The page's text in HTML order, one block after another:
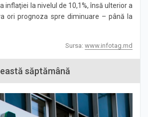
inflaţiei la nivelul de 10,1%, însă ulterior a
ori prognoza spre diminuare – până la
Sursa: www.infotag.md
săptămână